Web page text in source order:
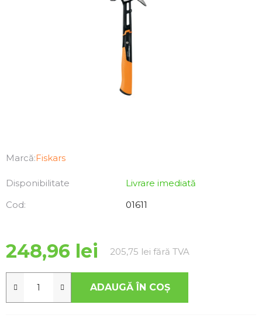
Marcă:Fiskars
Disponibilitate
Livrare imediată
Cod:
01611
248,96 lei 205,75 lei fără TVA
ADAUGĂ ÎN COŞ